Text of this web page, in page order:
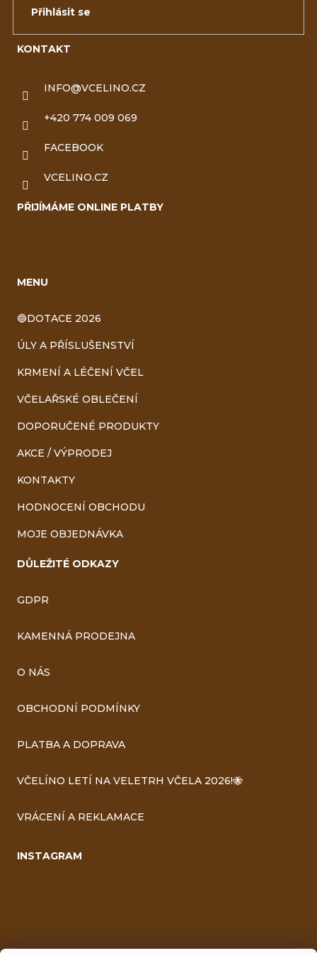
KONTAKT
INFO@VCELINO.CZ
+420 774 009 069
FACEBOOK
VCELINO.CZ
PŘIJÍMÁME ONLINE PLATBY
MENU
🔵DOTACE 2026
ÚLY A PŘÍSLUŠENSTVÍ
KRMENÍ A LÉČENÍ VČEL
VČELAŘSKÉ OBLEČENÍ
DOPORUČENÉ PRODUKTY
AKCE / VÝPRODEJ
KONTAKTY
HODNOCENÍ OBCHODU
MOJE OBJEDNÁVKA
DŮLEŽITÉ ODKAZY
GDPR
KAMENNÁ PRODEJNA
O NÁS
OBCHODNÍ PODMÍNKY
PLATBA A DOPRAVA
VČELÍNO LETÍ NA VELETRH VČELA 2026!🐝
VRÁCENÍ A REKLAMACE
INSTAGRAM
Přihlásit se